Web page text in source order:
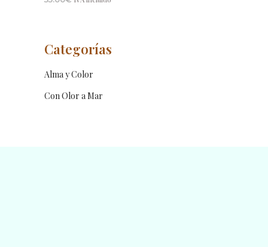
Categorías
Alma y Color
Con Olor a Mar